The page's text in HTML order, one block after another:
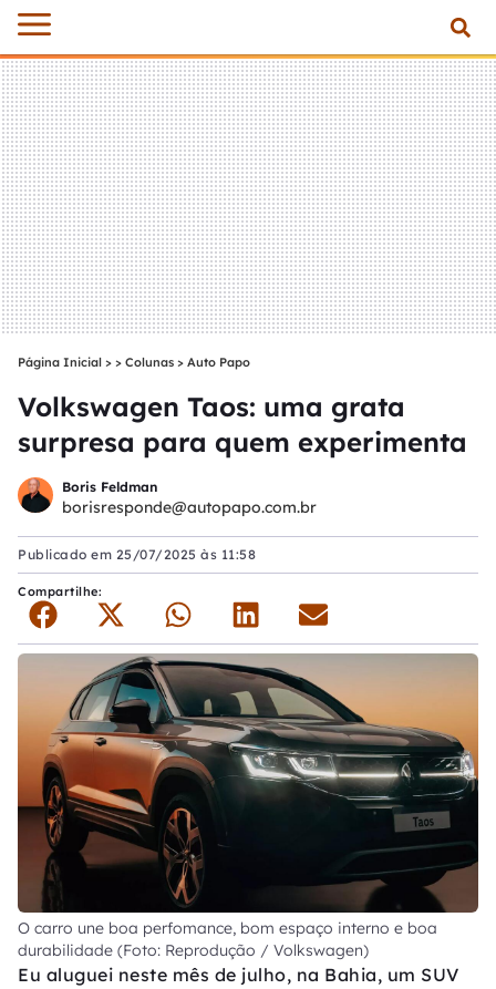
Página Inicial > Colunas > Auto Papo
Volkswagen Taos: uma grata
surpresa para quem experimenta
Boris Feldman
borisresponde@autopapo.com.br
Publicado em 25/07/2025 às 11:58
Compartilhe:
O carro une boa perfomance, bom espaço interno e boa
durabilidade (Foto: Reprodução / Volkswagen)
Eu aluguei neste mês de julho, na Bahia, um SUV